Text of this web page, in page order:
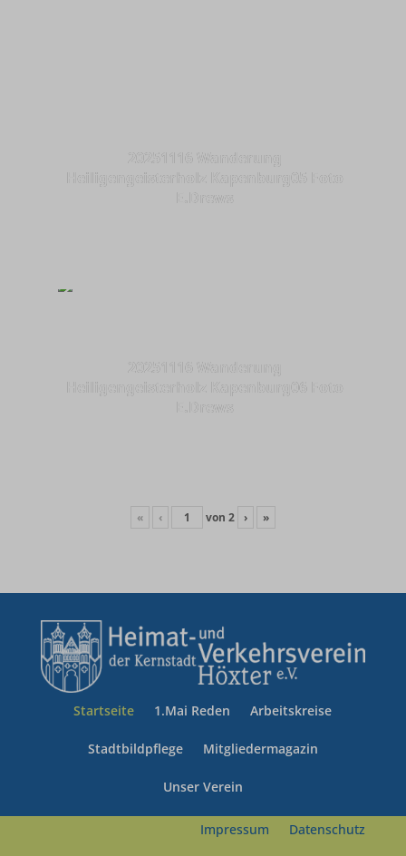
« ‹ von 2 › »
Startseite 1.Mai Reden Arbeitskreise
Stadtbildpflege Mitgliedermagazin
Unser Verein
Impressum Datenschutz